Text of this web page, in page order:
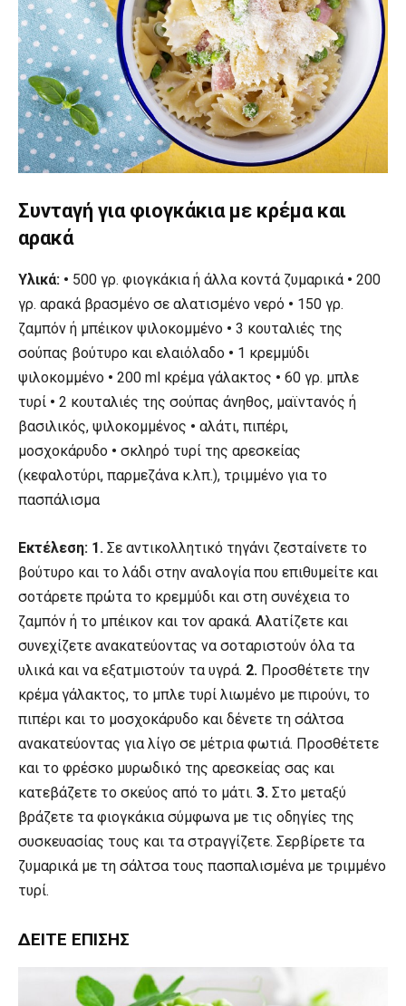
Συνταγή για φιογκάκια με κρέμα και
αρακά
Υλικά: • 500 γρ. φιογκάκια ή άλλα κοντά ζυμαρικά • 200
γρ. αρακά βρασμένο σε αλατισμένο νερό • 150 γρ.
ζαμπόν ή μπέικον ψιλοκομμένο • 3 κουταλιές της
σούπας βούτυρο και ελαιόλαδο • 1 κρεμμύδι
ψιλοκομμένο • 200 ml κρέμα γάλακτος • 60 γρ. μπλε
τυρί • 2 κουταλιές της σούπας άνηθος, μαϊντανός ή
βασιλικός, ψιλοκομμένος • αλάτι, πιπέρι,
μοσχοκάρυδο • σκληρό τυρί της αρεσκείας
(κεφαλοτύρι, παρμεζάνα κ.λπ.), τριμμένο για το
πασπάλισμα
Εκτέλεση: 1. Σε αντικολλητικό τηγάνι ζεσταίνετε το
βούτυρο και το λάδι στην αναλογία που επιθυμείτε και
σοτάρετε πρώτα το κρεμμύδι και στη συνέχεια το
ζαμπόν ή το μπέικον και τον αρακά. Αλατίζετε και
συνεχίζετε ανακατεύοντας να σοταριστούν όλα τα
υλικά και να εξατμιστούν τα υγρά. 2. Προσθέτετε την
κρέμα γάλακτος, το μπλε τυρί λιωμένο με πιρούνι, το
πιπέρι και το μοσχοκάρυδο και δένετε τη σάλτσα
ανακατεύοντας για λίγο σε μέτρια φωτιά. Προσθέτετε
και το φρέσκο μυρωδικό της αρεσκείας σας και
κατεβάζετε το σκεύος από το μάτι. 3. Στο μεταξύ
βράζετε τα φιογκάκια σύμφωνα με τις οδηγίες της
συσκευασίας τους και τα στραγγίζετε. Σερβίρετε τα
ζυμαρικά με τη σάλτσα τους πασπαλισμένα με τριμμένο
τυρί.
ΔΕΊΤΕ ΕΠΊΣΗΣ